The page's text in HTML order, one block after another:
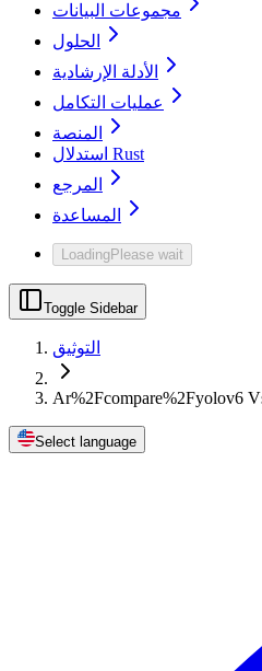
مجموعات البيانات
الحلول
الأدلة الإرشادية
عمليات التكامل
المنصة
استدلال Rust
المرجع
المساعدة
LoadingPlease wait
Toggle Sidebar
التوثيق
Ar%2Fcompare%2Fyolov6
Select language